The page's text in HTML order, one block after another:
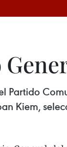
Partido
Kiem,